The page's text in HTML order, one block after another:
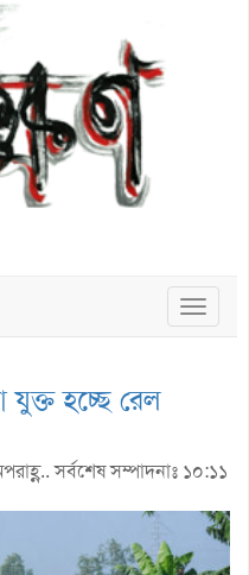
Toggle
হচ্ছে রেল
সর্বশেষ সম্পাদনাঃ ১০:১১